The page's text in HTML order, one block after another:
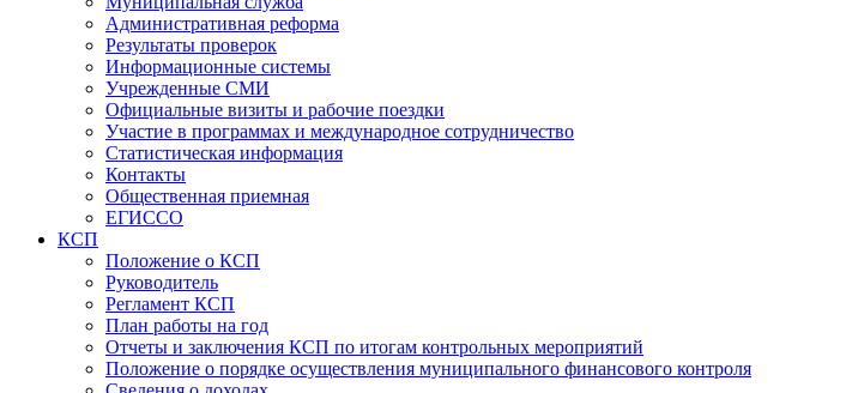
Административная реформа
Результаты проверок
Информационные системы
Учрежденные СМИ
Официальные визиты и рабочие поездки
Участие в программах и международное сотрудничество
Статистическая информация
Контакты
Общественная приемная
ЕГИССО
КСП
Положение о КСП
Руководитель
Регламент КСП
План работы на год
Отчеты и заключения КСП по итогам контрольных мероприятий
Положение о порядке осуществления муниципального финансового контроля